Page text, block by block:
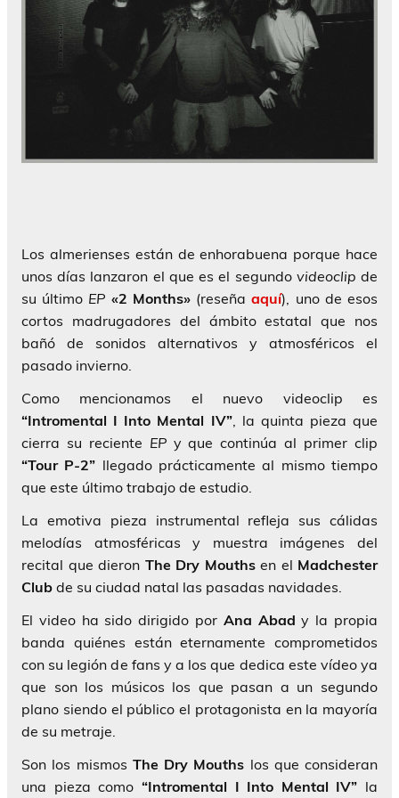
Los almerienses están de enhorabuena porque hace
unos días lanzaron el que es el segundo videoclip de
su último EP «2 Months»(reseñaaquí), uno de esos
cortos madrugadores del ámbito estatal que nos
bañó de sonidos alternativos y atmosféricos el
pasado invierno.
Como mencionamos el nuevo videoclip es
“Intromental I Into Mental IV”, la quinta pieza que
cierra su reciente EPy que continúa al primer clip
“Tour P-2” llegado prácticamente al mismo tiempo
que este último trabajo de estudio.
La emotiva pieza instrumental refleja sus cálidas
melodías atmosféricas y muestra imágenes del
recital que dieron The Dry Mouthsen el Madchester
Club de su ciudad natal las pasadas navidades.
El video ha sido dirigido por Ana Abad y la propia
banda quiénes están eternamente comprometidos
con su legión de fans y a los que dedica este vídeo ya
que son los músicos los que pasan a un segundo
plano siendo el público el protagonista en la mayoría
de su metraje.
Son los mismos The Dry Mouths los que consideran
una pieza como “Intromental I Into Mental IV” la